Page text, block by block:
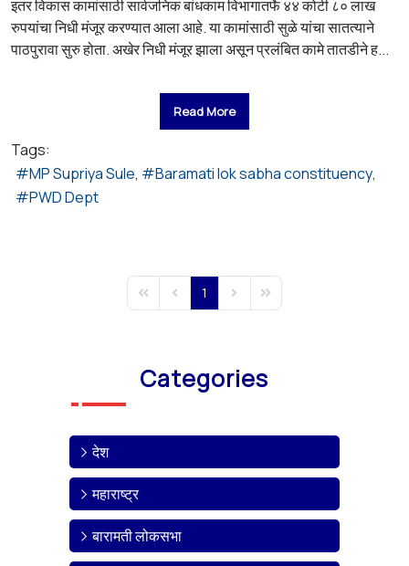
इतर विकास कामांसाठी सार्वजनिक बांधकाम विभागातर्फे ४४ कोटी ८० लाख
रुपयांचा निधी मंजूर करण्यात आला आहे. या कामांसाठी सुळे यांचा सातत्याने
पाठपुरावा सुरु होता. अखेर निधी मंजूर झाला असून प्रलंबित कामे तातडीने ह...
Read More
Tags:
MP Supriya Sule
Baramati lok sabha constituency
PWD Dept
First PagePrevious Page
1 Next PageLast Page
Categories
देश
महाराष्ट्र
बारामती लोकसभा